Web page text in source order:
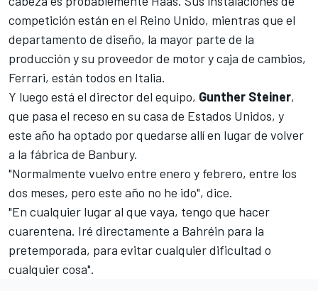
competición están en el Reino Unido, mientras que el
departamento de diseño, la mayor parte de la
producción y su proveedor de motor y caja de cambios,
Ferrari, están todos en Italia.
Y luego está el director del equipo, Gunther Steiner,
que pasa el receso en su casa de Estados Unidos, y
este año ha optado por quedarse allí en lugar de volver
a la fábrica de Banbury.
"Normalmente vuelvo entre enero y febrero, entre los
dos meses, pero este año no he ido", dice.
"En cualquier lugar al que vaya, tengo que hacer
cuarentena. Iré directamente a Bahréin para la
pretemporada, para evitar cualquier dificultad o
cualquier cosa".